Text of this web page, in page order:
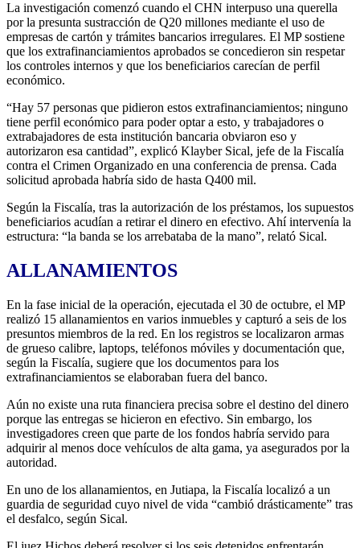
La investigación comenzó cuando el CHN interpuso una querella
por la presunta sustracción de Q20 millones mediante el uso de
empresas de cartón y trámites bancarios irregulares. El MP sostiene
que los extrafinanciamientos aprobados se concedieron sin respetar
los controles internos y que los beneficiarios carecían de perfil
económico.
“Hay 57 personas que pidieron estos extrafinanciamientos; ninguno
tiene perfil económico para poder optar a esto, y trabajadores o
extrabajadores de esta institución bancaria obviaron eso y
autorizaron esa cantidad”, explicó Klayber Sical, jefe de la Fiscalía
contra el Crimen Organizado en una conferencia de prensa. Cada
solicitud aprobada habría sido de hasta Q400 mil.
Según la Fiscalía, tras la autorización de los préstamos, los supuestos
beneficiarios acudían a retirar el dinero en efectivo. Ahí intervenía la
estructura: “la banda se los arrebataba de la mano”, relató Sical.
ALLANAMIENTOS
En la fase inicial de la operación, ejecutada el 30 de octubre, el MP
realizó 15 allanamientos en varios inmuebles y capturó a seis de los
presuntos miembros de la red. En los registros se localizaron armas
de grueso calibre, laptops, teléfonos móviles y documentación que,
según la Fiscalía, sugiere que los documentos para los
extrafinanciamientos se elaboraban fuera del banco.
Aún no existe una ruta financiera precisa sobre el destino del dinero
porque las entregas se hicieron en efectivo. Sin embargo, los
investigadores creen que parte de los fondos habría servido para
adquirir al menos doce vehículos de alta gama, ya asegurados por la
autoridad.
En uno de los allanamientos, en Jutiapa, la Fiscalía localizó a un
guardia de seguridad cuyo nivel de vida “cambió drásticamente” tras
el desfalco, según Sical.